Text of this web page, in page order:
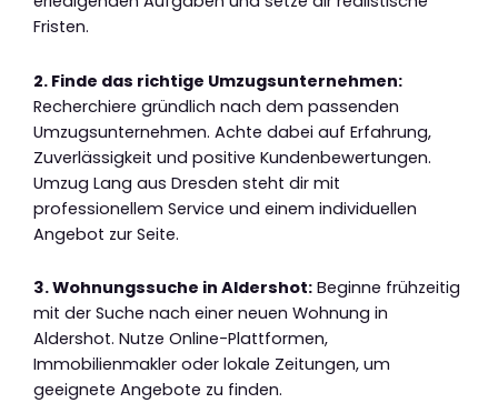
Fristen.
2. Finde das richtige Umzugsunternehmen:
Recherchiere gründlich nach dem passenden
Umzugsunternehmen. Achte dabei auf Erfahrung,
Zuverlässigkeit und positive Kundenbewertungen.
Umzug Lang aus Dresden steht dir mit
professionellem Service und einem individuellen
Angebot zur Seite.
3. Wohnungssuche in Aldershot: Beginne frühzeitig
mit der Suche nach einer neuen Wohnung in
Aldershot. Nutze Online-Plattformen,
Immobilienmakler oder lokale Zeitungen, um
geeignete Angebote zu finden.